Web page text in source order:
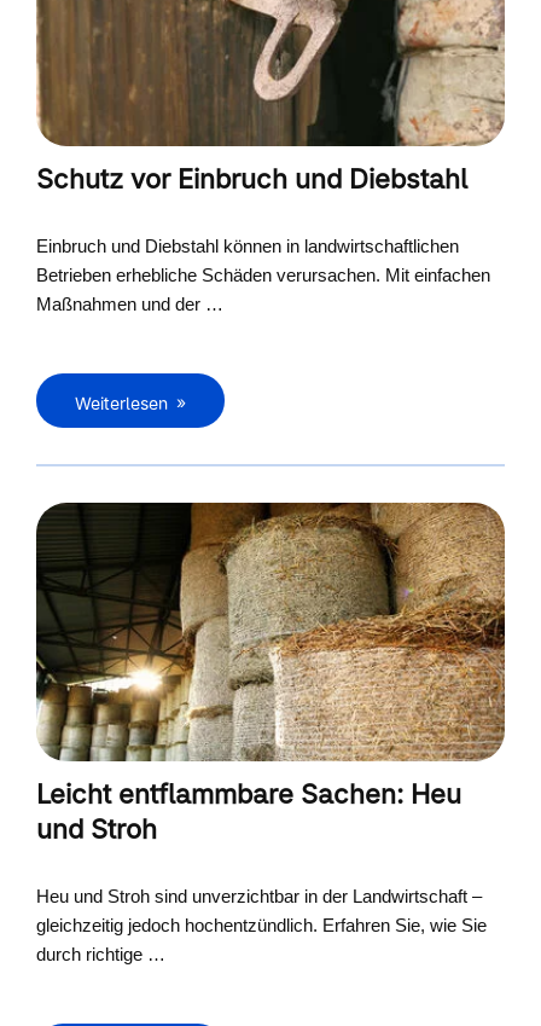
Schutz vor Einbruch und Diebstahl
Einbruch und Diebstahl können in landwirtschaftlichen
Betrieben erhebliche Schäden verursachen. Mit einfachen
Maßnahmen und der …
Weiterlesen
Leicht entflammbare Sachen: Heu
und Stroh
Heu und Stroh sind unverzichtbar in der Landwirtschaft –
gleichzeitig jedoch hochentzündlich. Erfahren Sie, wie Sie
durch richtige …